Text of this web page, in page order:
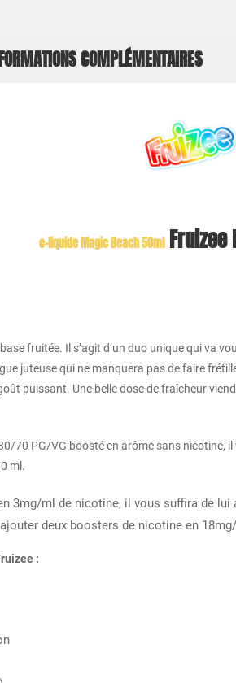
COMPLÉMENTAIRES
e-liquide Magic Beach 50mlFruizee
fruitée. Il s’agit d’un duo unique qui va
juteuse qui ne manquera pas de faire
puissant. Une belle dose de fraîcheur
70 PG/VG boosté en arôme sans nicotine,
ml.
3mg/ml de nicotine, il vous suffira de
deux boosters de nicotine en
: